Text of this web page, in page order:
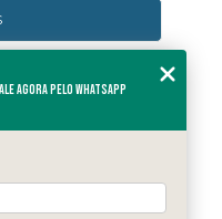
agora pelo WhatsApp